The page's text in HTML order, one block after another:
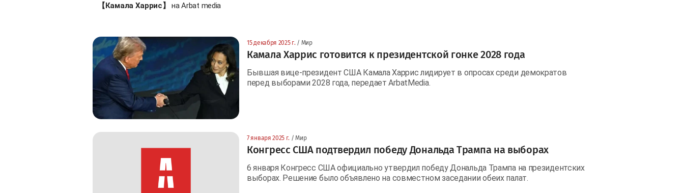
【Камала Харрис】
на Arbat media
15 декабря 2025 г. / Мир
Камала Харрис готовится к президентской гонке 2028 года
Бывшая вице-президент США Камала Харрис лидирует в опросах среди демократов
перед выборами 2028 года, передает ArbatMedia.
7 января 2025 г. / Мир
Конгресс США подтвердил победу Дональда Трампа на выборах
6 января Конгресс США официально утвердил победу Дональда Трампа на президентских
выборах. Решение было объявлено на совместном заседании обеих палат.